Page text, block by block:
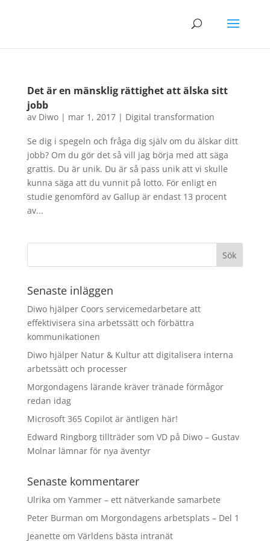
Det är en mänsklig rättighet att älska sitt
jobb
av Diwo| mar 1, 2017| Digital transformation
Se dig i spegeln och fråga dig själv om du älskar ditt
jobb? Om du gör det så vill jag börja med att säga
grattis. Du är unik. Du är så pass unik att vi skulle
kunna säga att du vunnit på lotto. För enligt en
studie genomförd av Gallup är endast 13 procent
av...
Senaste inläggen
Diwo hjälper Coors servicemedarbetare att
effektivisera sina arbetssätt och förbättra
kommunikationen
Diwo hjälper Natur & Kultur att digitalisera interna
arbetssätt och processer
Morgondagens lärande kräver tränade förmågor
redan idag
Microsoft 365 Copilot är äntligen här!
Edward Ringborg tillträder som VD på Diwo – Gustav
Molnar lämnar för nya äventyr
Senaste kommentarer
Ulrika om Yammer – ett nätverkande samarbete
Peter Burman om Morgondagens arbetsplats – Del 1
Jeanette om Världens bästa intranät